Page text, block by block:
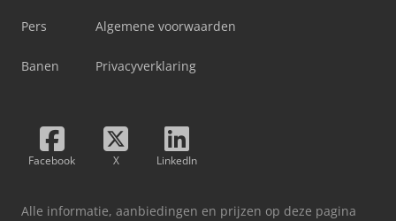
Pers
Banen
Algemene voorwaarden
Privacyverklaring
Facebook X LinkedIn
Alle informatie, aanbiedingen en prijzen op deze pagina